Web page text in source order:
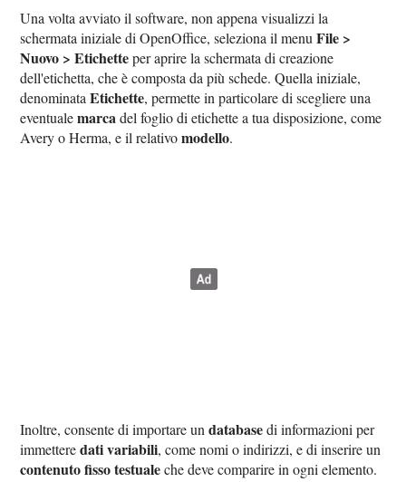
Una volta avviato il software, non appena visualizzi la
schermata iniziale di OpenOffice, seleziona il menuFile >
Nuovo > Etichetteper aprire la schermata di creazione
dell'etichetta, che è composta da più schede. Quella iniziale,
denominataEtichette, permette in particolare di scegliere una
eventualemarcadel foglio di etichette a tua disposizione, come
Avery o Herma, e il relativomodello.
Inoltre, consente di importare undatabasedi informazioni per
immetteredati variabili, come nomi o indirizzi, e di inserire un
contenuto fisso testualeche deve comparire in ogni elemento.